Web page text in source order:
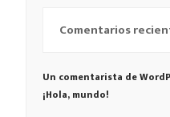
Comentarios
Un comentarista de
¡Hola, mundo!